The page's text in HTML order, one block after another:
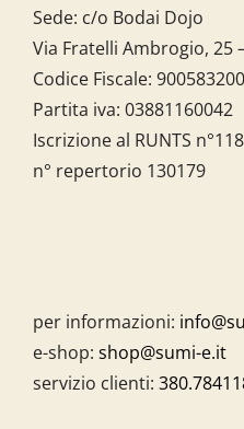
Sede: c/o Bodai Dojo
Via Fratelli Ambrogio, 25
Codice Fiscale:
Partita iva: 03881160042
Iscrizione al RUNTS
n° repertorio 130179
per informazioni:
e-shop: shop@sumi-e.it
servizio clienti: